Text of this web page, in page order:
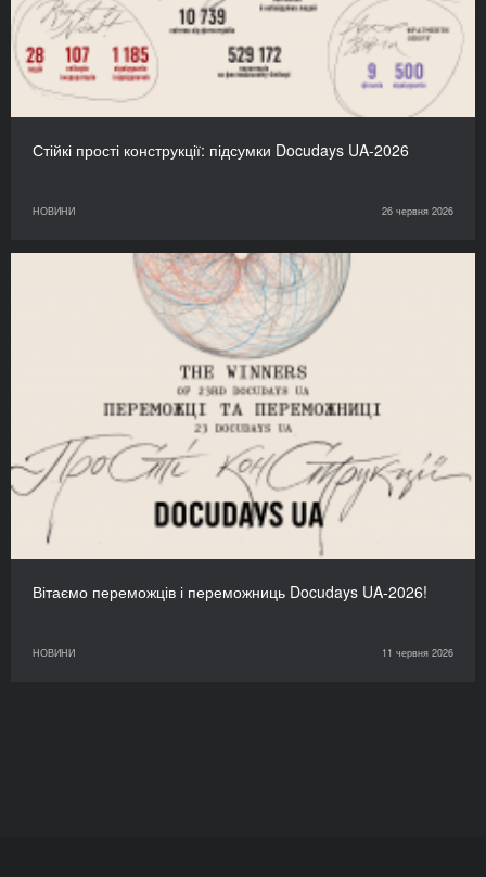
Стійкі прості конструкції: підсумки Docudays UA-2026
НОВИНИ 26 червня 2026
Вітаємо переможців і переможниць Docudays UA-2026!
НОВИНИ 11 червня 2026